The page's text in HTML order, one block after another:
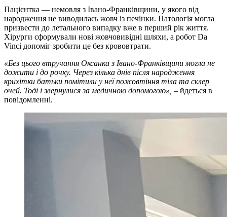
Пацієнтка — немовля з Івано-Франківщини, у якого від
народження не виводилась жовч із печінки. Патологія могла
призвести до летального випадку вже в перший рік життя.
Хірурги сформували нові жовчовивідні шляхи, а робот Da
Vinci допоміг зробити це без крововтрати.
«Без цього втручання Оксанка з Івано-Франківщини могла не
дожити і до рочку. Через кілька днів після народження
крихітки батьки помітили у неї пожовтіння тіла та склер
очей. Тоді і звернулися за медичною допомогою», – йдеться в
повідомленні.